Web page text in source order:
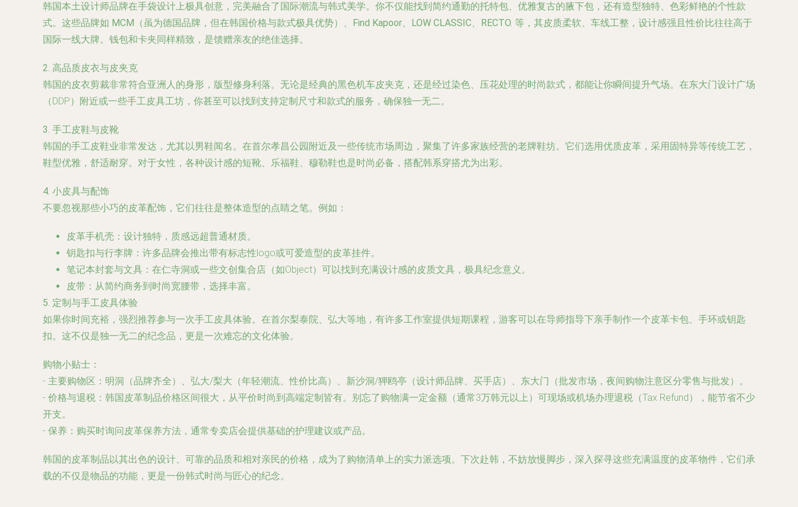
韩国本土设计师品牌在手袋设计上极具创意，完美融合了国际潮流与韩式美学。你不仅能找到简约通勤的托特包、优雅复古的腋下包，还有造型独特、色彩鲜艳的个性款
式。这些品牌如 MCM（虽为德国品牌，但在韩国价格与款式极具优势）、Find Kapoor、LOW CLASSIC、RECTO. 等，其皮质柔软、车线工整，设计感强且性价比往往高于
国际一线大牌。钱包和卡夹同样精致，是馈赠亲友的绝佳选择。
2. 高品质皮衣与皮夹克
韩国的皮衣剪裁非常符合亚洲人的身形，版型修身利落。无论是经典的黑色机车皮夹克，还是经过染色、压花处理的时尚款式，都能让你瞬间提升气场。在东大门设计广场
（DDP）附近或一些手工皮具工坊，你甚至可以找到支持定制尺寸和款式的服务，确保独一无二。
3. 手工皮鞋与皮靴
韩国的手工皮鞋业非常发达，尤其以男鞋闻名。在首尔孝昌公园附近及一些传统市场周边，聚集了许多家族经营的老牌鞋坊。它们选用优质皮革，采用固特异等传统工艺，
鞋型优雅，舒适耐穿。对于女性，各种设计感的短靴、乐福鞋、穆勒鞋也是时尚必备，搭配韩系穿搭尤为出彩。
4. 小皮具与配饰
不要忽视那些小巧的皮革配饰，它们往往是整体造型的点睛之笔。例如：
皮革手机壳 ：设计独特，质感远超普通材质。
钥匙扣与行李牌 ：许多品牌会推出带有标志性logo或可爱造型的皮革挂件。
笔记本封套与文具 ：在仁寺洞或一些文创集合店（如Object）可以找到充满设计感的皮质文具，极具纪念意义。
皮带 ：从简约商务到时尚宽腰带，选择丰富。
5. 定制与手工皮具体验
如果你时间充裕，强烈推荐参与一次手工皮具体验。在首尔梨泰院、弘大等地，有许多工作室提供短期课程，游客可以在导师指导下亲手制作一个皮革卡包、手环或钥匙
扣。这不仅是独一无二的纪念品，更是一次难忘的文化体验。
购物小贴士：
- 主要购物区 ：明洞（品牌齐全）、弘大/梨大（年轻潮流、性价比高）、新沙洞/狎鸥亭（设计师品牌、买手店）、东大门（批发市场，夜间购物注意区分零售与批发）。
- 价格与退税 ：韩国皮革制品价格区间很大，从平价时尚到高端定制皆有。别忘了购物满一定金额（通常3万韩元以上）可现场或机场办理退税（Tax Refund），能节省不少
开支。
- 保养 ：购买时询问皮革保养方法，通常专卖店会提供基础的护理建议或产品。
韩国的皮革制品以其出色的设计、可靠的品质和相对亲民的价格，成为了购物清单上的实力派选项。下次赴韩，不妨放慢脚步，深入探寻这些充满温度的皮革物件，它们承
载的不仅是物品的功能，更是一份韩式时尚与匠心的纪念。